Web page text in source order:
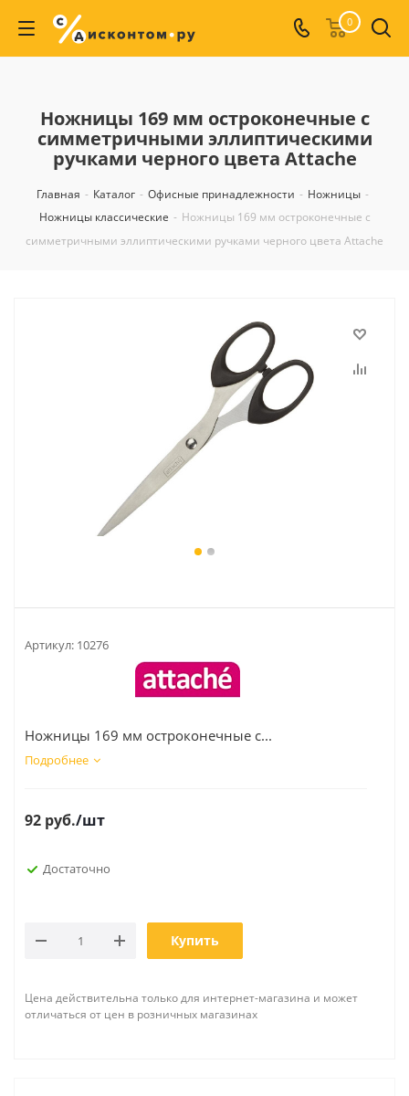
0
Ножницы 169 мм остроконечные с
симметричными эллиптическими
ручками черного цвета Attache
Главная - Каталог - Офисные принадлежности - Ножницы -
Ножницы классические - Ножницы 169 мм остроконечные с
симметричными эллиптическими ручками черного цвета Attache
Артикул: 10276
Ножницы 169 мм остроконечные с...
Подробнее
92 руб./шт
Достаточно
Купить
Цена действительна только для интернет-магазина и может
отличаться от цен в розничных магазинах